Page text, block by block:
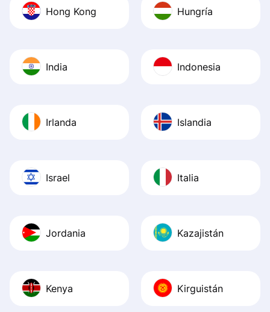
Hong Kong Hungría
India Indonesia
Irlanda Islandia
Israel Italia
Jordania Kazajistán
Kenya Kirguistán